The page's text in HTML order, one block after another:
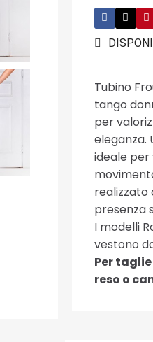
Tubino
tango
per
eleganza.
ideale per
realizzato
presenza
I modelli
vestono
Per
reso o